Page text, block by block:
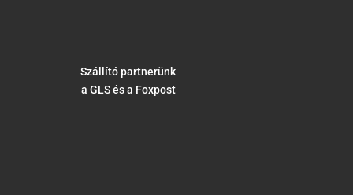
Szállító partnerünk
a GLS és a Foxpost